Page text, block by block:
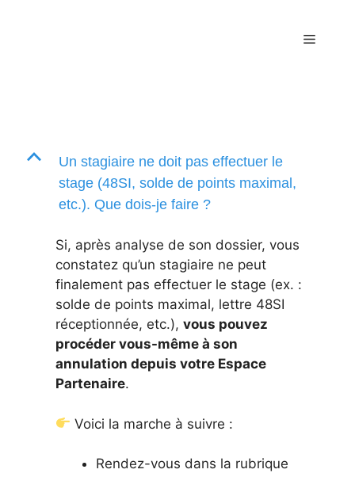
Menu
B
Un stagiaire ne doit pas effectuer le
stage (48SI, solde de points maximal,
etc.). Que dois-je faire ?
Si, après analyse de son dossier, vous
constatez qu’un stagiaire ne peut
finalement pas effectuer le stage (ex. :
solde de points maximal, lettre 48SI
réceptionnée, etc.), vous pouvez
procéder vous-même à son
annulation depuis votre Espace
Partenaire.
Voici la marche à suivre :
Rendez-vous dans la rubrique